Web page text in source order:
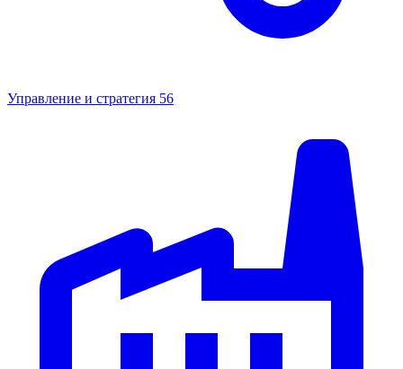
Управление и стратегия 56